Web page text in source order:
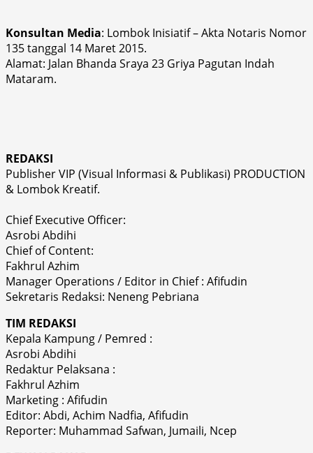
Konsultan Media: Lombok Inisiatif – Akta Notaris Nomor
135 tanggal 14 Maret 2015.
Alamat: Jalan Bhanda Sraya 23 Griya Pagutan Indah
Mataram.
REDAKSI
Publisher VIP (Visual Informasi & Publikasi) PRODUCTION
& Lombok Kreatif.
Chief Executive Officer:
Asrobi Abdihi
Chief of Content:
Fakhrul Azhim
Manager Operations / Editor in Chief : Afifudin
Sekretaris Redaksi: Neneng Pebriana
TIM REDAKSI
Kepala Kampung / Pemred :
Asrobi Abdihi
Redaktur Pelaksana :
Fakhrul Azhim
Marketing : Afifudin
Editor: Abdi, Achim Nadfia, Afifudin
Reporter: Muhammad Safwan, Jumaili, Ncep